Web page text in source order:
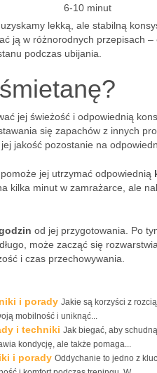
6-10 minut
lekką, ale stabilną
ją w różnorodnych przepisach
podczas ubijania.
jej świeżość i odpowiednią
się zapachów z innych
jakość pozostanie na
jej utrzymać odpowiednią
kilka minut w zamrażarce, ale
od jej przygotowania. Po
może zacząć się
i czas przechowywania.
i porady Jakie są korzyści z
mobilność i uniknąć...
i techniki Jak biegać, aby
kondycję, ale także pomaga...
i porady Oddychanie to jedno z